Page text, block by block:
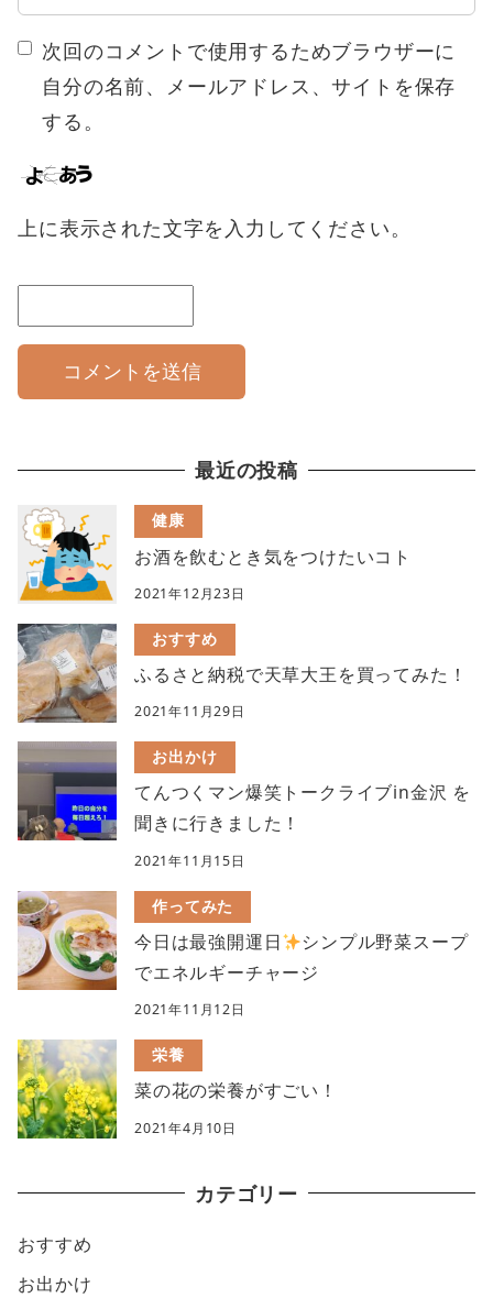
次回のコメントで使用するためブラウザーに
自分の名前、メールアドレス、サイトを保存
する。
上に表示された文字を入力してください。
最近の投稿
健康
お酒を飲むとき気をつけたいコト
2021年12月23日
おすすめ
ふるさと納税で天草大王を買ってみた！
2021年11月29日
お出かけ
てんつくマン爆笑トークライブin金沢 を
聞きに行きました！
2021年11月15日
作ってみた
今日は最強開運日
シンプル野菜スープ
でエネルギーチャージ
2021年11月12日
栄養
菜の花の栄養がすごい！
2021年4月10日
カテゴリー
おすすめ
お出かけ